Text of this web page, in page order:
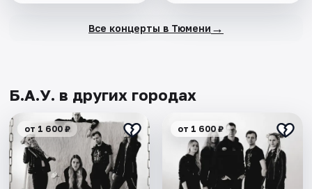
Все концерты в Тюмени →
Б.А.У. в других городах
от 1 600 ₽ от 1 600 ₽